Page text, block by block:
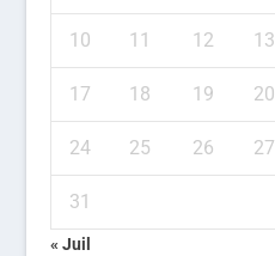
10 11 12 13
17 18 19 20
24 25 26 27
31
« Juil